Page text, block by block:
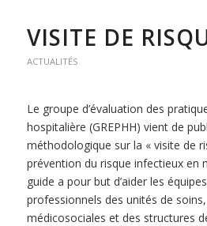
VISITE DE
ACTUALITÉS
Le groupe d’évaluation des
hospitalière (GREPHH) vient de
méthodologique sur la « visite de
prévention du risque infectieux en
guide a pour but d’aider les
professionnels des unités de
médicosociales et des structures